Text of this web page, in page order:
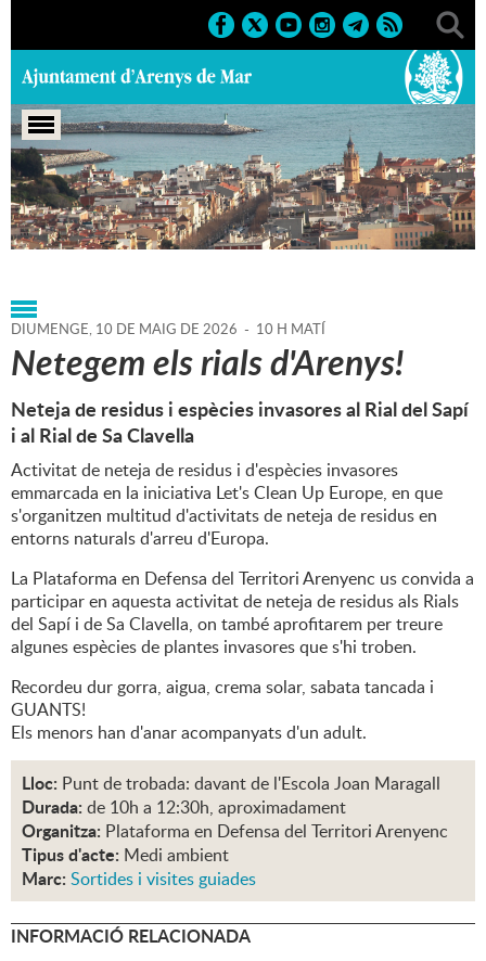
Portada > Agenda > 10-05-
2026 > Marcs > Culturals > 2026 > Sortides i visites guiades
DIUMENGE, 10 DE MAIG DE 2026 - 10 H MATÍ
Netegem els rials d'Arenys!
Neteja de residus i espècies invasores al Rial del Sapí
i al Rial de Sa Clavella
Activitat de neteja de residus i d'espècies invasores
emmarcada en la iniciativa Let's Clean Up Europe, en que
s'organitzen multitud d'activitats de neteja de residus en
entorns naturals d'arreu d'Europa.
La Plataforma en Defensa del Territori Arenyenc us convida a
participar en aquesta activitat de neteja de residus als Rials
del Sapí i de Sa Clavella, on també aprofitarem per treure
algunes espècies de plantes invasores que s'hi troben.
Recordeu dur gorra, aigua, crema solar, sabata tancada i
GUANTS!
Els menors han d'anar acompanyats d'un adult.
Lloc: Punt de trobada: davant de l'Escola Joan Maragall
Durada: de 10h a 12:30h, aproximadament
Organitza: Plataforma en Defensa del Territori Arenyenc
Tipus d'acte: Medi ambient
Marc: Sortides i visites guiades
INFORMACIÓ RELACIONADA